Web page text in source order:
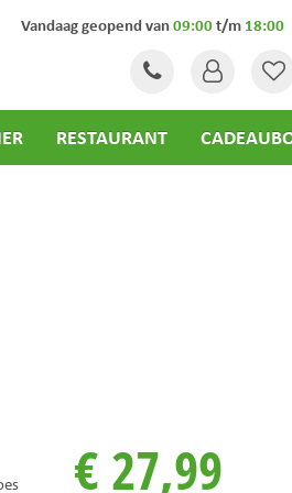
Vandaag geopend van09:00t/m18:00
RESTAURANT
€ 27,99